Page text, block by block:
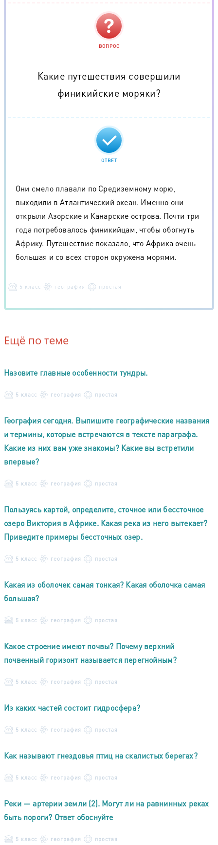
ВОПРОС
Какие путешествия совершили
финикийские моряки?
ОТВЕТ
Они смело плавали по Средиземному морю,
выходили в Атлантический океан. Именно они
открыли Азорские и Канарские острова. Почти три
года потребовалось финикийцам, чтобы обогнуть
Африку. Путешествие показало, что Африка очень
большая и со всех сторон окружена морями.
5 класс география простая
Ещё по теме
Назовите главные особенности тундры.
5 класс география простая
География сегодня. Выпишите географические названия
и термины, которые встречаются в тексте параграфа.
Какие из них вам уже знакомы? Какие вы встретили
впервые?
5 класс география простая
Пользуясь картой, определите, сточное или бессточное
озеро Виктория в Африке. Какая река из него вытекает?
Приведите примеры бессточных озер.
5 класс география простая
Какая из оболочек самая тонкая? Какая оболочка самая
большая?
5 класс география простая
Какое строение имеют почвы? Почему верхний
почвенный горизонт называется перегнойным?
5 класс география простая
Из каких частей состоит гидросфера?
5 класс география простая
Как называют гнездовья птиц на скалистых берегах?
5 класс география простая
Реки — артерии земли (2). Могут ли на равнинных реках
быть пороги? Ответ обоснуйте
5 класс география простая